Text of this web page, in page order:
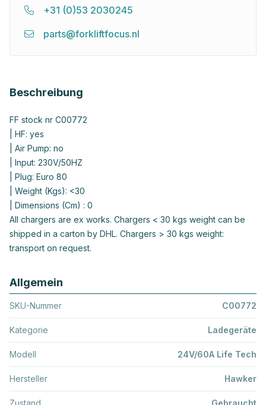
+31 (0)53 2030245
parts@forkliftfocus.nl
Beschreibung
FF stock nr C00772
| HF: yes
| Air Pump: no
| Input: 230V/50HZ
| Plug: Euro 80
| Weight (Kgs): <30
| Dimensions (Cm) : 0
All chargers are ex works. Chargers < 30 kgs weight can be
shipped in a carton by DHL. Chargers > 30 kgs weight:
transport on request.
Allgemein
SKU-Nummer C00772
Kategorie Ladegeräte
Modell 24V/60A Life Tech
Hersteller Hawker
Zustand Gebraucht